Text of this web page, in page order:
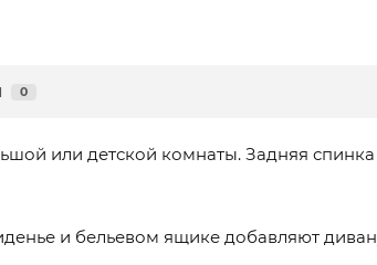
0
или детской комнаты. Задняя
и бельевом ящике добавляют